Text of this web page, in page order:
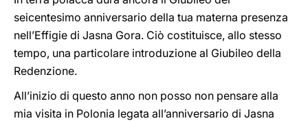
seicentesimo anniversario della tua materna presenza
nell’Effigie di Jasna Gora. Ciò costituisce, allo stesso
tempo, una particolare introduzione al Giubileo della
Redenzione.
All’inizio di questo anno non posso non pensare alla
mia visita in Polonia legata all’anniversario di Jasna